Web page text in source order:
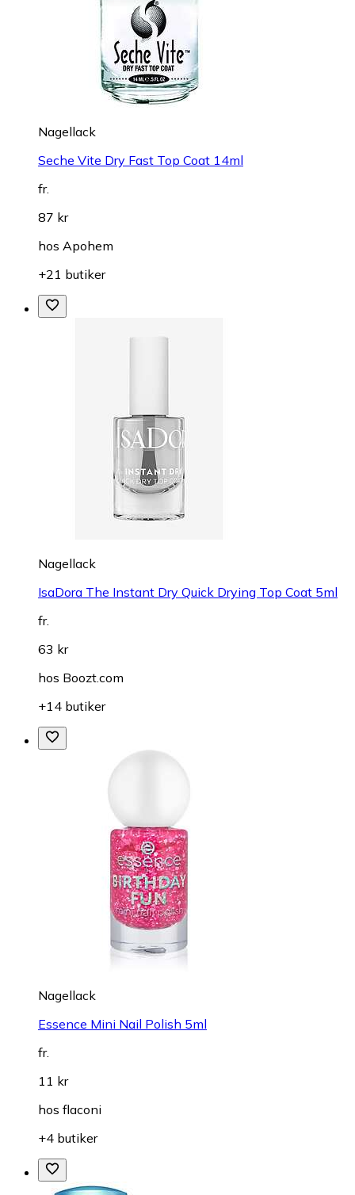
Nagellack
Seche Vite Dry Fast Top Coat 14ml
fr.
87 kr
hos Apohem
+21 butiker
Nagellack
IsaDora The Instant Dry Quick Drying Top Coat 5ml
fr.
63 kr
hos Boozt.com
+14 butiker
Nagellack
Essence Mini Nail Polish 5ml
fr.
11 kr
hos flaconi
+4 butiker